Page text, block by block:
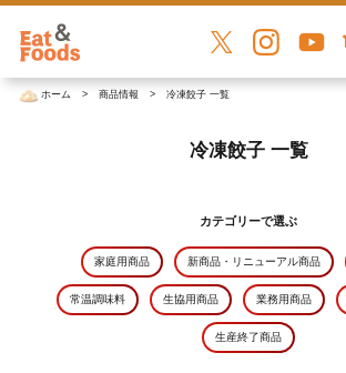
ホーム 商品情報 冷凍餃子 一覧
冷凍餃子 一覧
カテゴリーで選ぶ
家庭用商品 新商品・リニューアル商品
常温調味料 生協用商品 業務用商品
生産終了商品